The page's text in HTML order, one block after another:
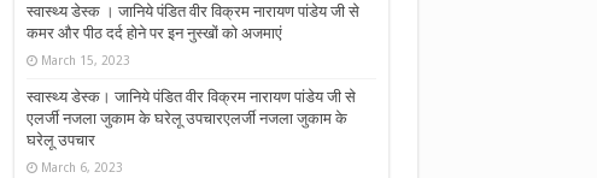
स्वास्थ्य डेस्क । जानिये पंडित वीर विक्रम नारायण पांडेय जी से
कमर और पीठ दर्द होने पर इन नुस्‍खों को अजमाएं
March 15, 2023
स्वास्थ्य डेस्क। जानिये पंडित वीर विक्रम नारायण पांडेय जी से
एलर्जी नजला जुकाम के घरेलू उपचारएलर्जी नजला जुकाम के
घरेलू उपचार
March 6, 2023